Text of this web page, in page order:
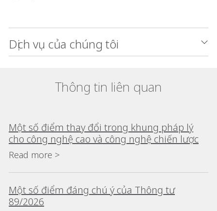
Dịch vụ của chúng tôi
Thông tin liên quan
Một số điểm thay đổi trong khung pháp lý
cho công nghệ cao và công nghệ chiến lược
Read more >
Một số điểm đáng chú ý của Thông tư
89/2026